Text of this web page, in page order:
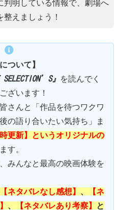
判明している情報で、劇場へ
整えましょう！
ついて】
SELECTION’S』 を読んでく
ざいます！
さんと「作品を待つワクワ
の語り合いたい気持ち」ま
時更新】というオリジナルの
す。
みんなと最高の映画体験を
【ネタバレなし感想】
【ネ
【ネタバレあり考察】
と